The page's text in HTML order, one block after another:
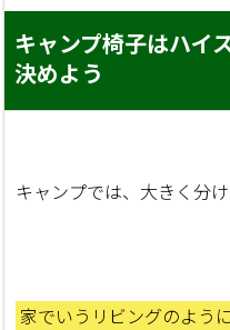
キャンプ椅子はハイ
決めよう
キャンプでは、大きく分
家でいうリビングのよう